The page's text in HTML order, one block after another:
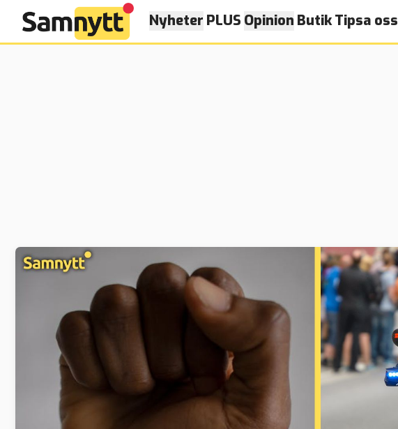
Nyheter PLUS Opinion ButikTipsa oss